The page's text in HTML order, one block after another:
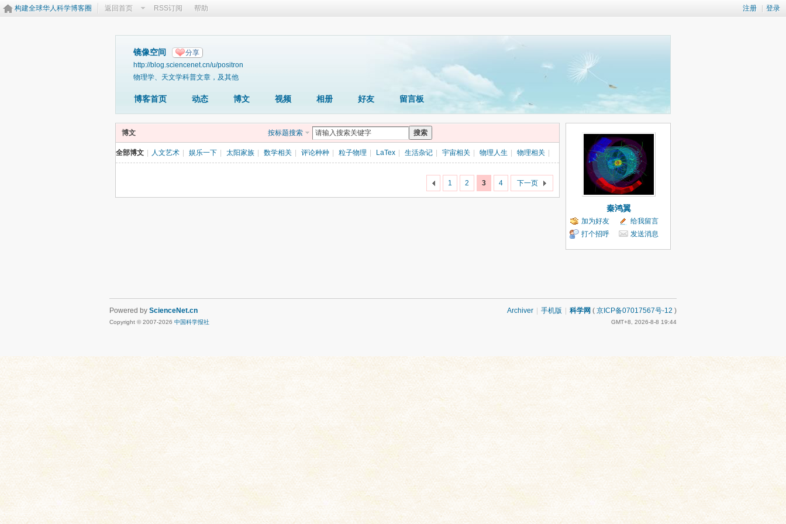
注册 登录
构建全球华人科学博客圈 返回首页 RSS订阅 帮助
镜像空间 分享
http://blog.sciencenet.cn/u/positron
物理学、天文学科普文章，及其他
博客首页 动态 博文 视频 相册 好友 留言板
博文 按标题搜索 搜索
全部博文 人文艺术 娱乐一下 太阳家族 数学相关 评论种种 粒子物理 LaTex 生活杂记 宇宙相关 物理人生 物理相关
1 2 3 4 下一页
秦鸿翼
加为好友
给我留言
打个招呼
发送消息
Archiver 手机版 科学网 ( 京ICP备07017567号-12 )
GMT+8, 2026-8-8 19:44
Powered by ScienceNet.cn
Copyright © 2007-2026 中国科学报社